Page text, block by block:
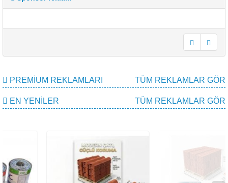
PREMIUM REKLAMLARI TÜM REKLAMLAR GÖR
EN YENILER TÜM REKLAMLAR GÖR